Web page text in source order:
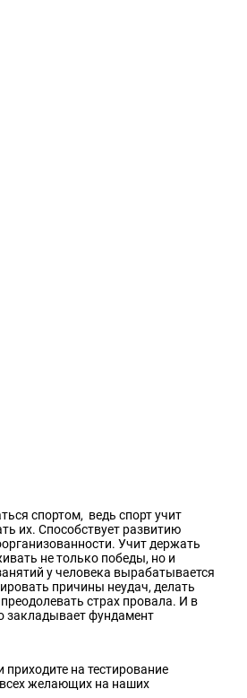
спортом, ведь спорт учит
их. Способствует развитию
Учит держать
не только победы, но и
у человека вырабатывается
причины неудач, делать
страх провала. И в
закладывает фундамент
на тестирование
желающих на наших